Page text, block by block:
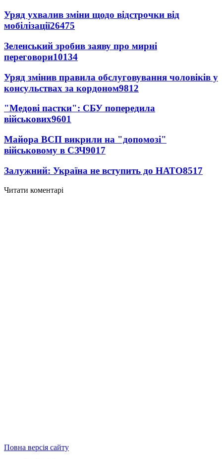
Уряд ухвалив зміни щодо відстрочки від
мобілізації26475
Зеленський зробив заяву про мирні
переговори10134
Уряд змінив правила обслуговування чоловіків у
консульствах за кордоном9812
"Медові пастки": СБУ попередила
військових9601
Майора ВСП викрили на "допомозі"
військовому в СЗЧ9017
Залужний: Україна не вступить до НАТО8517
Читати коментарі
Повна версія сайту